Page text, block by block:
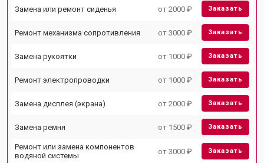
Замена или ремонт сиденья от 2000 ₽ Заказать
Ремонт механизма сопротивления от 3000 ₽ Заказать
Замена рукоятки от 1000 ₽ Заказать
Ремонт электропроводки от 1000 ₽ Заказать
Замена дисплея (экрана) от 2000 ₽ Заказать
Замена ремня от 1500 ₽ Заказать
Ремонт или замена компонентов
водяной системы
от 3000 ₽ Заказать